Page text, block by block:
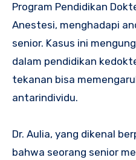
Program Pendidikan
Anestesi, menghadapi
senior. Kasus ini
dalam pendidikan
tekanan bisa
antarindividu.
Dr. Aulia, yang dikenal
bahwa seorang senior